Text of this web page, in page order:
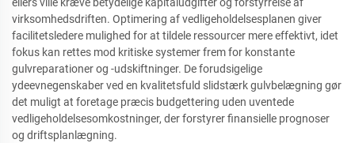
ellers ville kræve betydelige kapitaludgifter og forstyrrelse af
virksomhedsdriften. Optimering af vedligeholdelsesplanen giver
facilitetsledere mulighed for at tildele ressourcer mere effektivt, idet
fokus kan rettes mod kritiske systemer frem for konstante
gulvreparationer og -udskiftninger. De forudsigelige
ydeevnegenskaber ved en kvalitetsfuld slidstærk gulvbelægning gør
det muligt at foretage præcis budgettering uden uventede
vedligeholdelsesomkostninger, der forstyrer finansielle prognoser
og driftsplanlægning.